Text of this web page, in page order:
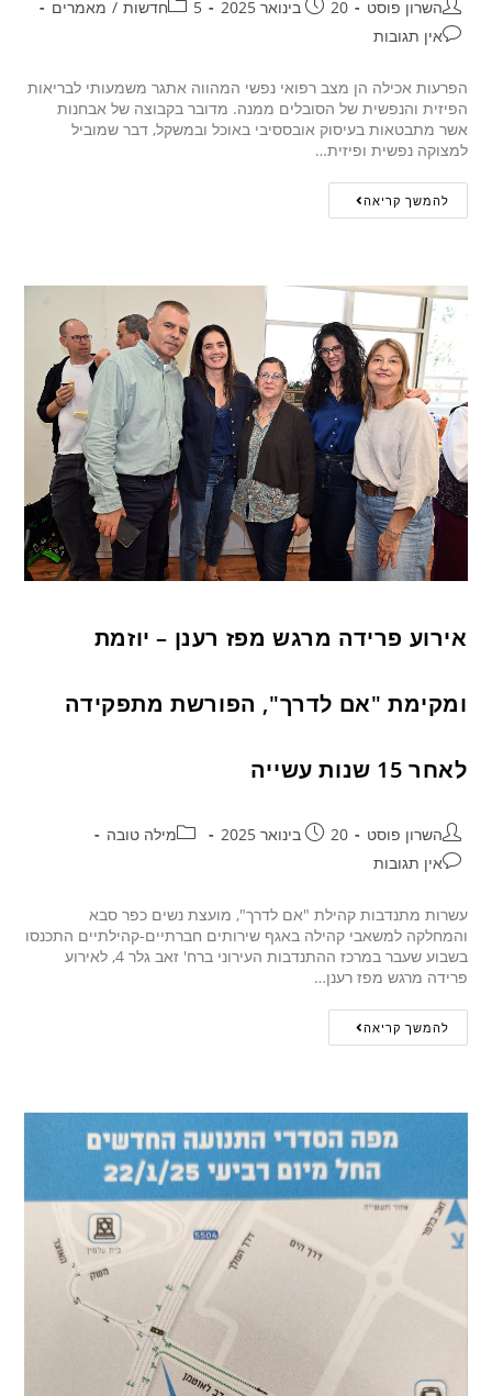
השרון פוסט 20 בינואר 2025 5חדשות / מאמרים
אין תגובות
הפרעות אכילה הן מצב רפואי נפשי המהווה אתגר משמעותי לבריאות
הפיזית והנפשית של הסובלים ממנה. מדובר בקבוצה של אבחנות
אשר מתבטאות בעיסוק אובססיבי באוכל ובמשקל, דבר שמוביל
למצוקה נפשית ופיזית…
להמשך קריאה
אירוע פרידה מרגש מפז רענן – יוזמת
ומקימת "אם לדרך", הפורשת מתפקידה
לאחר 15 שנות עשייה
השרון פוסט 20 בינואר 2025
מילה טובה
אין תגובות
עשרות מתנדבות קהילת "אם לדרך", מועצת נשים כפר סבא
והמחלקה למשאבי קהילה באגף שירותים חברתיים-קהילתיים התכנסו
בשבוע שעבר במרכז ההתנדבות העירוני ברח' זאב גלר 4, לאירוע
פרידה מרגש מפז רענן…
להמשך קריאה